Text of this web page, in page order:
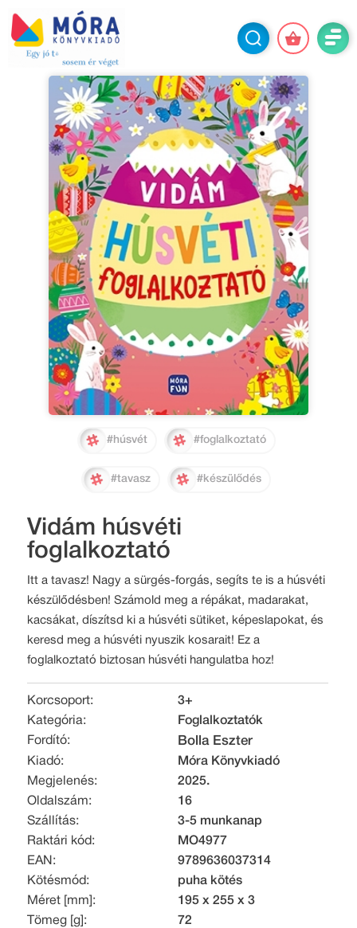
#húsvét #foglalkoztató
#tavasz #készülődés
Vidám húsvéti
foglalkoztató
Itt a tavasz! Nagy a sürgés-forgás, segíts te is a húsvéti
készülődésben! Számold meg a répákat, madarakat,
kacsákat, díszítsd ki a húsvéti sütiket, képeslapokat, és
keresd meg a húsvéti nyuszik kosarait! Ez a
foglalkoztató biztosan húsvéti hangulatba hoz!
Korcsoport:
3+
Kategória:
Foglalkoztatók
Fordító:
Bolla Eszter
Kiadó:
Móra Könyvkiadó
Megjelenés:
2025.
Oldalszám:
16
Szállítás:
3-5 munkanap
Raktári kód:
MO4977
EAN:
9789636037314
Kötésmód:
puha kötés
Méret [mm]:
195 x 255 x 3
Tömeg [g]:
72